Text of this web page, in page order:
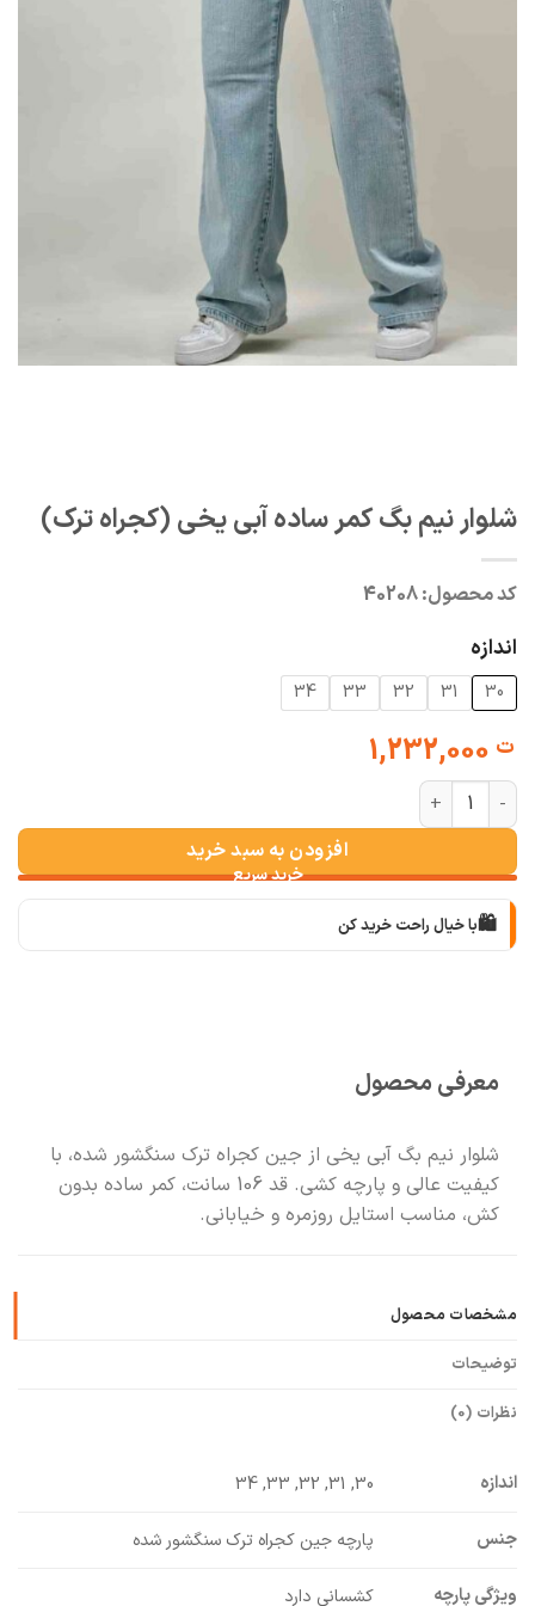
شلوار نیم بگ کمر ساده آبی یخی (کجراه ترک)
کد محصول:40208
اندازه
30
31
32
33
34
ت1,232,000
شلوار نیم بگ کمر ساده آبی یخی (کجراه ترک) عدد
افزودن به سبد خرید
🛍️با خیال راحت خرید کن
🧡بعد از خرید هم کنارتیم
معرفی محصول
شلوار نیم بگ آبی یخی از جین کجراه ترک سنگشور شده، با
کیفیت عالی و پارچه کشی. قد 106 سانت، کمر ساده بدون
کش، مناسب استایل روزمره و خیابانی.
مشخصات محصول
توضیحات
نظرات (0)
اندازه 30, 31, 32, 33, 34
جنس پارچه جین کجراه ترک سنگشور شده
ویژگی پارچه کشسانی دارد